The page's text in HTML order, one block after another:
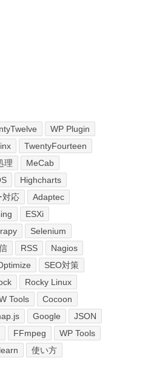
WP Plugin
TwentyFourteen
理
MeCab
Highcharts
対応
Adaptec
ESXi
Selenium
RSS
Nagios
SEO対策
Rocky Linux
Tools
Cocoon
Google
JSON
FFmpeg
WP Tools
使い方